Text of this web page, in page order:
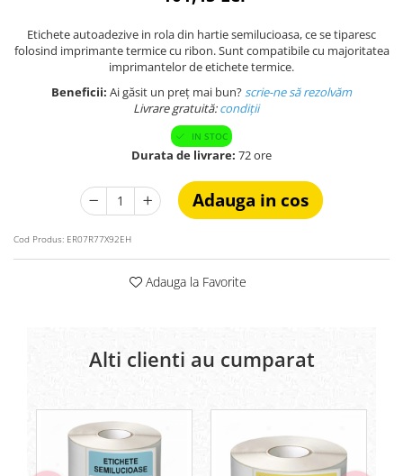
Etichete autoadezive in rola din hartie semilucioasa, ce se tiparesc
folosind imprimante termice cu ribon. Sunt compatibile cu majoritatea
imprimantelor de etichete termice.
Beneficii: Ai găsit un preț mai bun?scrie-ne să rezolvăm
Livrare gratuită:condiții
IN STOC
Durata de livrare: 72 ore
Adauga in cos
Cod Produs: ER07R77X92EH
Adauga la Favorite
Alti clienti au cumparat